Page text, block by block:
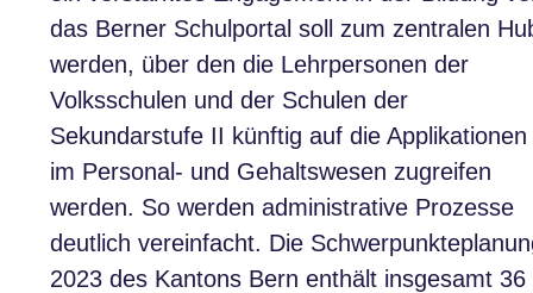
das Berner Schulportal soll zum zentralen
werden, über den die Lehrpersonen der
Volksschulen und der Schulen der
Sekundarstufe II künftig auf die Applikationen
im Personal- und Gehaltswesen zugreifen
werden. So werden administrative Prozesse
deutlich vereinfacht. Die
2023 des Kantons Bern enthält insgesamt 36